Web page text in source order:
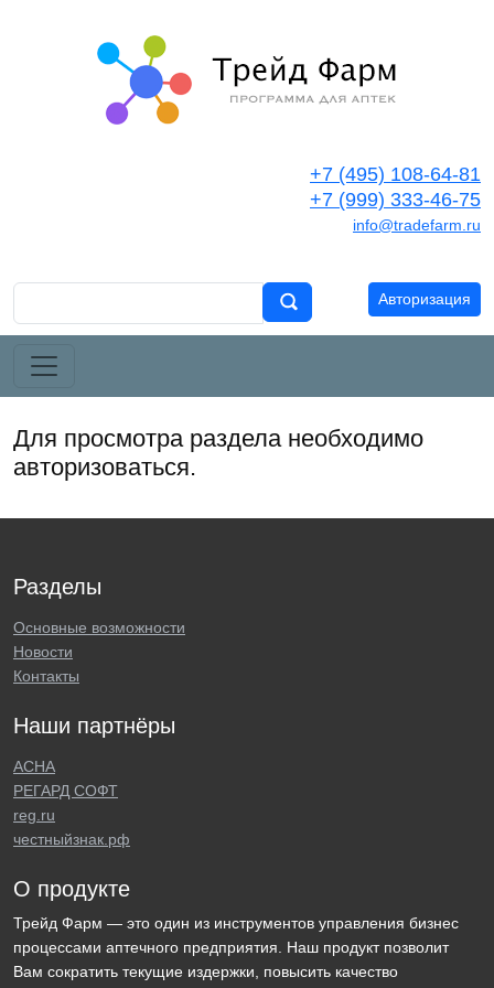
+7 (495) 108-64-81
+7 (999) 333-46-75
info@tradefarm.ru
Авторизация
Для просмотра раздела необходимо
авторизоваться.
Разделы
Основные возможности
Новости
Контакты
Наши партнёры
АСНА
РЕГАРД СОФТ
reg.ru
честныйзнак.рф
О продукте
Трейд Фарм — это один из инструментов управления бизнес
процессами аптечного предприятия. Наш продукт позволит
Вам сократить текущие издержки, повысить качество